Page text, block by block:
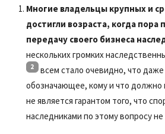
Многие владельцы крупных и
достигли возраста, когда пора
передачу своего бизнеса
нескольких громких
2 всем стало очевидно, что
обозначающее, кому и что должно
не является гарантом того, что
наследниками по этому вопросу не